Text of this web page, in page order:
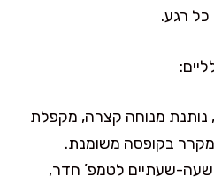
רגע.
מנוחה קצרה, מקפלת
שעתיים לטמפ’ חדר,